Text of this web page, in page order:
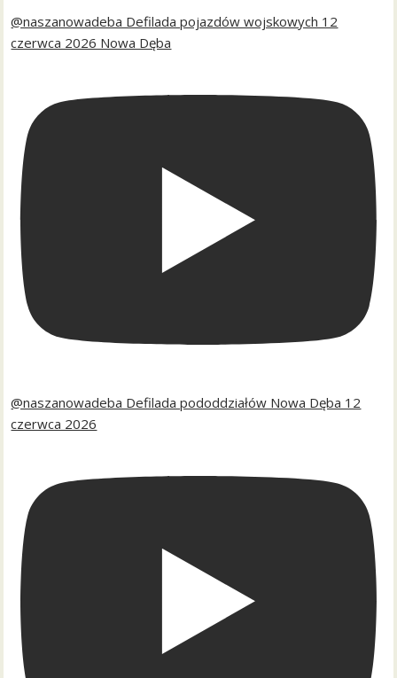
@naszanowadeba Defilada pojazdów wojskowych 12
czerwca 2026 Nowa Dęba
@naszanowadeba Defilada pododdziałów Nowa Dęba 12
czerwca 2026